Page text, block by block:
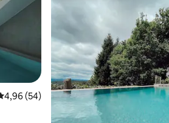
Bewertungen
Bewertung: 4,96 von
4,96 (54)